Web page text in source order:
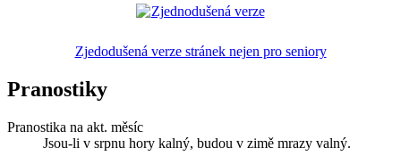
Zjedodušená verze stránek nejen pro seniory
Pranostiky
Pranostika na akt. měsíc
Jsou-li v srpnu hory kalný, budou v zimě mrazy valný.